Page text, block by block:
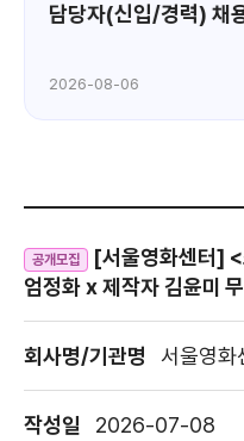
담당자(신입/경력) 채
2026-08-06
공개모집 [서울영화센터] <
엄정화 x 제작자 김윤미
회사명/기관명 서울영화
작성일
2026-07-08